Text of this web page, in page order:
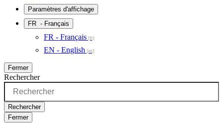
Paramètres d'affichage
FR - Français
FR - Français
EN - English
Fermer
Rechercher
Rechercher
Fermer